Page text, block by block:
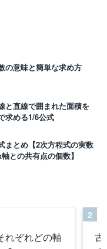
の意味と簡単な求め方
と直線で囲まれた面積を
求める1/6公式
まとめ【2次方程式の実数
との共有点の個数】
れぞれどの軸
古
2